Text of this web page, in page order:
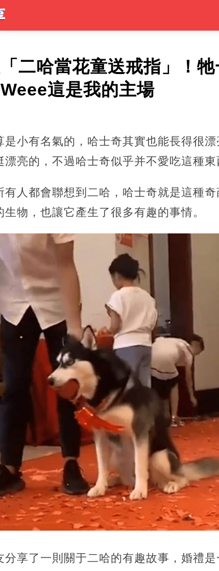
二哈當花童送戒指」！
這是我的主場
是小有名氣的，哈士奇其實也能長得很
亮的，不過哈士奇似乎并不愛吃這種東
有人都會聯想到二哈，哈士奇就是這種
物，也讓它產生了很多有趣的事情。
分享了一則關于二哈的有趣故事，婚禮